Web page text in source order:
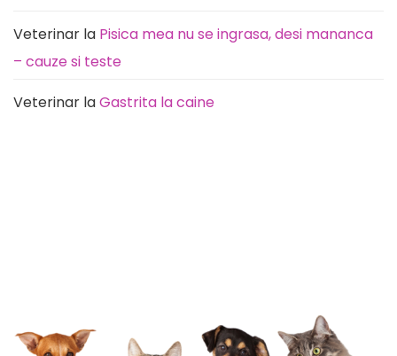
Veterinar la Pisica mea nu se ingrasa, desi mananca
– cauze si teste
Veterinar laGastrita la caine